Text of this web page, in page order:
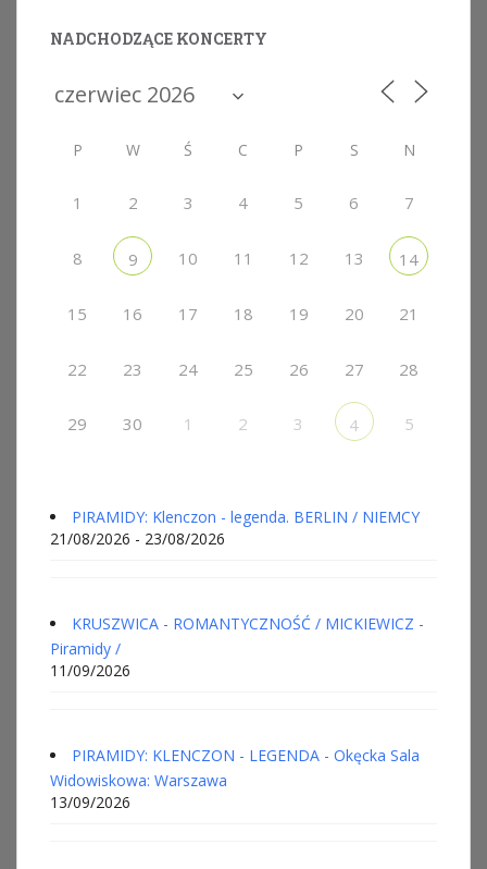
NADCHODZĄCE KONCERTY
P W Ś C P S N
1 2 3 4 5 6 7
8 9 10 11 12 13 14
15 16 17 18 19 20 21
22 23 24 25 26 27 28
29 30 1 2 3 4 5
PIRAMIDY: Klenczon - legenda. BERLIN / NIEMCY
21/08/2026 - 23/08/2026
KRUSZWICA - ROMANTYCZNOŚĆ / MICKIEWICZ -
Piramidy /
11/09/2026
PIRAMIDY: KLENCZON - LEGENDA - Okęcka Sala
Widowiskowa: Warszawa
13/09/2026